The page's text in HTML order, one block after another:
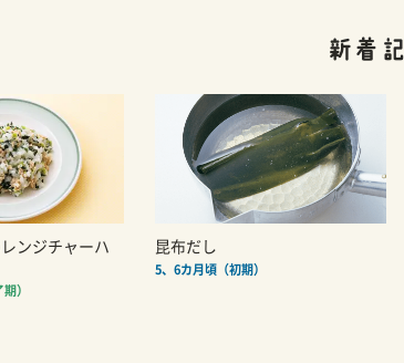
ンジチャーハ
）
昆布だし
5、6カ月頃（初期）